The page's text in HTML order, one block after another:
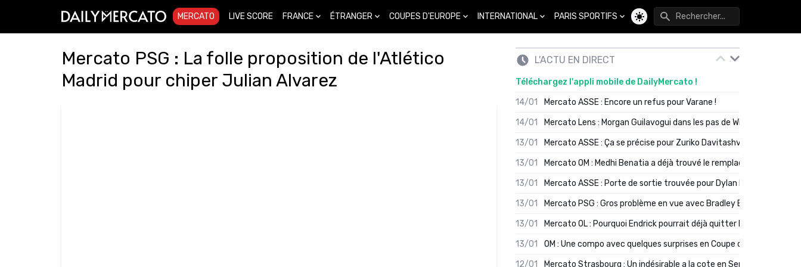
MERCATO LIVE SCORE FRANCE ÉTRANGER COUPES D'EUROPE INTERNATIONAL PARIS SPORTIFS
Changer de thème
Mercato PSG : La folle proposition de l'Atlético
Madrid pour chiper Julian Alvarez
L'ACTU EN DIRECT
Téléchargez l'appli mobile de DailyMercato !
14/01
Mercato ASSE : Encore un refus pour Varane !
14/01
Mercato Lens : Morgan Guilavogui dans les pas de Will Still ?
13/01
Mercato ASSE : Ça se précise pour Zuriko Davitashvili
13/01
Mercato OM : Medhi Benatia a déjà trouvé le remplaçant de Robinio
13/01
Mercato ASSE : Porte de sortie trouvée pour Dylan Batubinsika
13/01
Mercato PSG : Gros problème en vue avec Bradley Barcola ?
13/01
Mercato OL : Pourquoi Endrick pourrait déjà quitter Lyon en janvier
13/01
OM : Une compo avec quelques surprises en Coupe de France
12/01
Mercato Strasbourg : Un indésirable a la cote en Serie A